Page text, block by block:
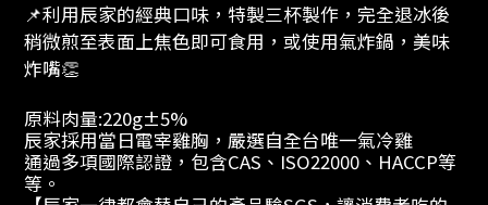
📌利用辰家的經典口味，特製三杯製作，完全退冰後
稍微煎至表面上焦色即可食用，或使用氣炸鍋，美味
炸嘴👏
原料肉量:220g±5%
辰家採用當日電宰雞胸，嚴選自全台唯一氣冷雞
通過多項國際認證，包含CAS、ISO22000、HACCP等
等。